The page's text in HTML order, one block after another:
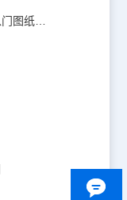
CAD机械入门图纸学习？CAD新手入门图纸练习